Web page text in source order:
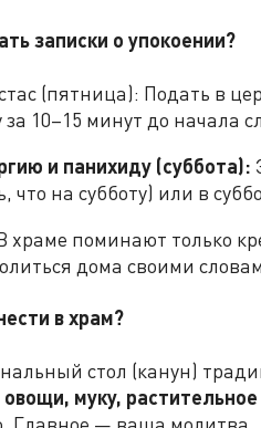
записки о упокоении?
(пятница): Подать в
10–15 минут до начала
и панихиду (суббота):
что на субботу) или в
храме поминают только
дома своими
в храм?
стол (канун)
муку,